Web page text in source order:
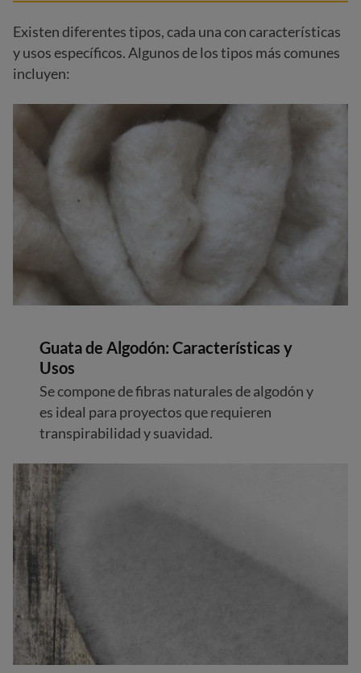
Existen diferentes tipos, cada una con características
y usos específicos. Algunos de los tipos más comunes
incluyen:
Guata de Algodón: Características y
Usos
Se compone de fibras naturales de algodón y
es ideal para proyectos que requieren
transpirabilidad y suavidad.